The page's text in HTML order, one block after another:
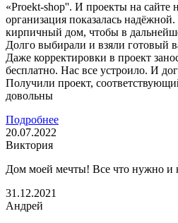
«Proekt-shop''. И проекты на сайте
организация показалась
кирпичный дом, чтобы в
Долго выбирали и взяли готовый
Даже корректировки в проект
бесплатно. Нас все устроило. И
Получили проект,
довольны
Подробнее
20.07.2022
Виктория
Дом моей мечты! Все что нужно и
31.12.2021
Андрей